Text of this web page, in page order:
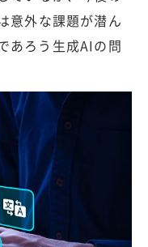
意外な課題が潜ん
あろう生成AIの問